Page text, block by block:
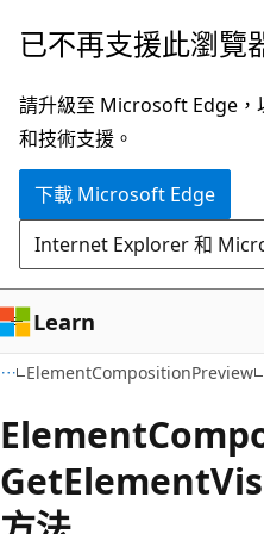
跳
主
要
內
跳
頁
面
內
覽
已不再支援此瀏覽
請升級至 Microsoft Edge，
和技術支援。
下載 Microsoft Edge
Internet Explorer 和
Learn
ElementCompositionPreview
Element
GetElement